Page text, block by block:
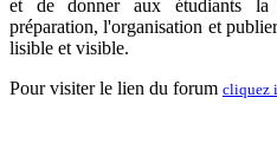
et de donner aux étudiants
préparation, l'organisation et
lisible et visible.
Pour visiter le lien du forum cliquez